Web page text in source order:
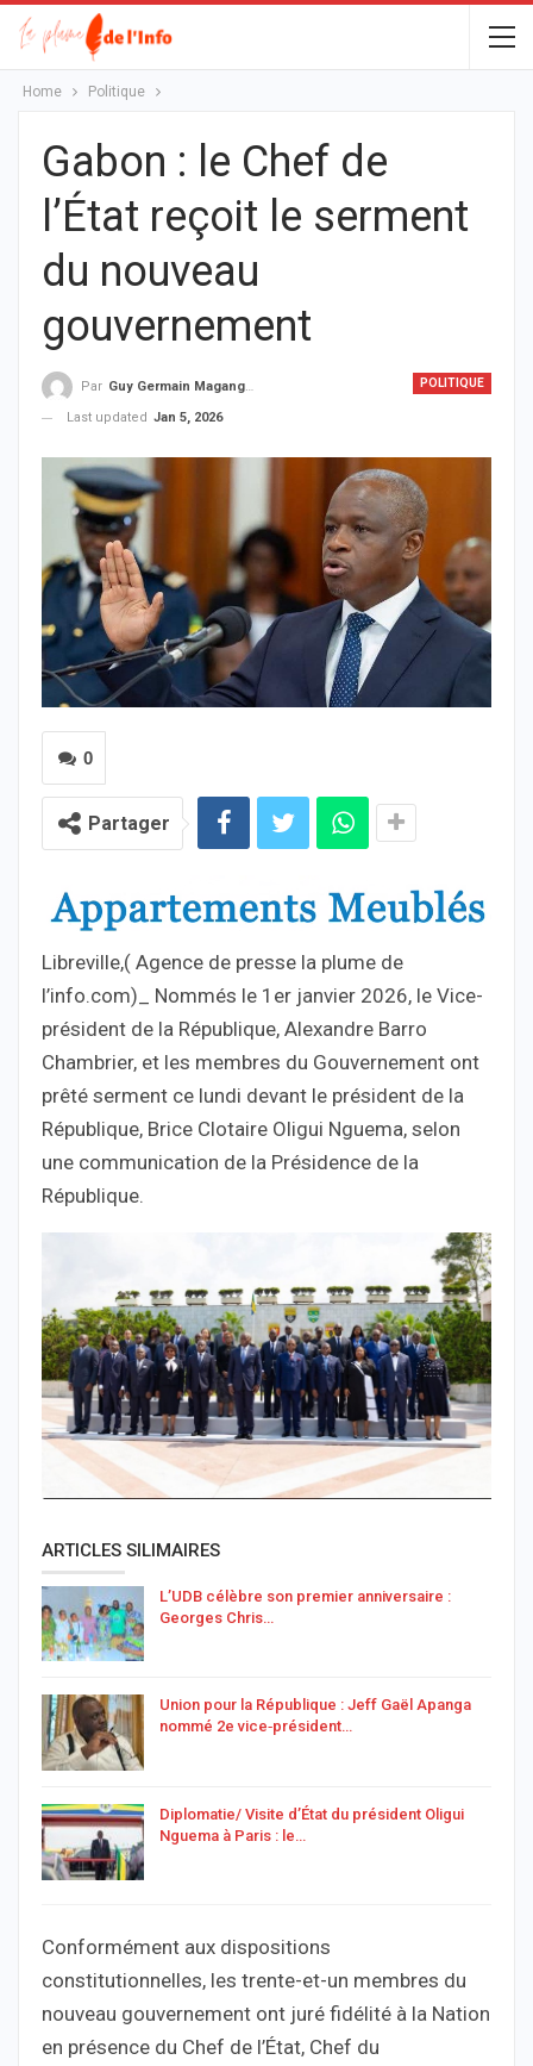
Home Politique
Gabon : le Chef de
l’État reçoit le serment
du nouveau
gouvernement
POLITIQUE
Par Guy Germain Maganga Nziengui
Last updated Jan 5, 2026
0
Partager
Libreville,( Agence de presse la plume de
l’info.com)_ Nommés le 1er janvier 2026, le Vice-
président de la République, Alexandre Barro
Chambrier, et les membres du Gouvernement ont
prêté serment ce lundi devant le président de la
République, Brice Clotaire Oligui Nguema, selon
une communication de la Présidence de la
République.
ARTICLES SILIMAIRES
L’UDB célèbre son premier anniversaire :
Georges Chris…
Union pour la République : Jeff Gaël Apanga
nommé 2e vice‑président…
Diplomatie/ Visite d’État du président Oligui
Nguema à Paris : le…
Conformément aux dispositions
constitutionnelles, les trente-et-un membres du
nouveau gouvernement ont juré fidélité à la Nation
en présence du Chef de l’État, Chef du